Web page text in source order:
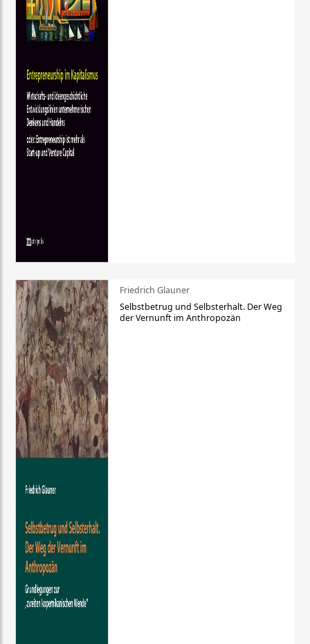
Friedrich Glauner
Selbstbetrug und Selbsterhalt. Der Weg
der Vernunft im Anthropozän